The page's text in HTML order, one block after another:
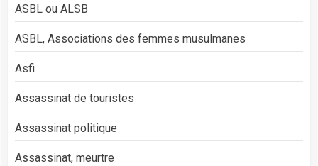
ASBL ou ALSB
ASBL, Associations des femmes musulmanes
Asfi
Assassinat de touristes
Assassinat politique
Assassinat, meurtre